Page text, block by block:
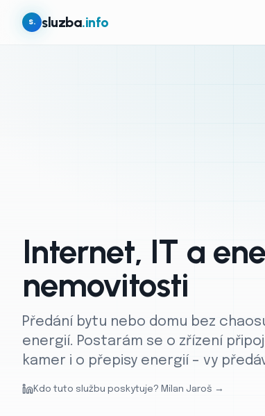
s. sluzba.info
Internet, IT a
nemovitosti
Předání bytu nebo domu bez
energií. Postarám se o zřízení
kamer i o přepisy energií – vy
Kdo tuto službu poskytuje? Milan Jaroš →